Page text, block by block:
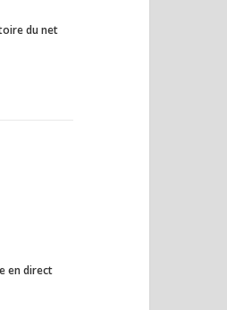
ans, elle vit dans un
du net
en direct